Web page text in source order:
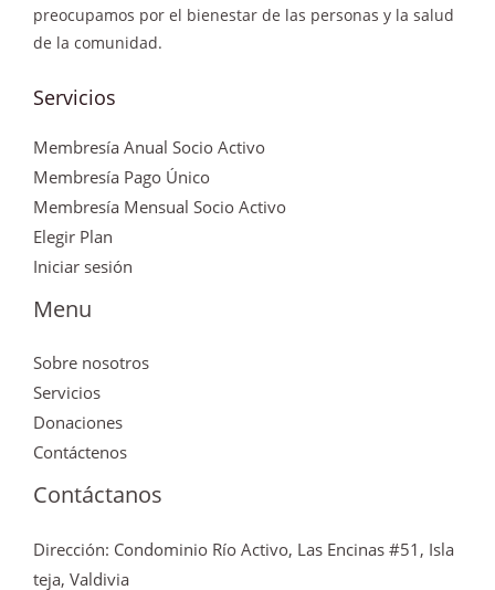
preocupamos por el bienestar de las personas y la salud
de la comunidad.
Servicios
Membresía Anual Socio Activo
Membresía Pago Único
Membresía Mensual Socio Activo
Elegir Plan
Iniciar sesión
Menu
Sobre nosotros
Servicios
Donaciones
Contáctenos
Contáctanos
Dirección: Condominio Río Activo, Las Encinas #51, Isla
teja, Valdivia